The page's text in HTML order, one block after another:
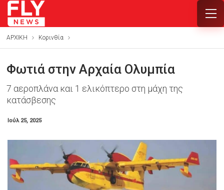
ΑΡΧΙΚΗ Κορινθία
Φωτιά στην Αρχαία Ολυμπία
7 αεροπλάνα και 1 ελικόπτερο στη μάχη της
κατάσβεσης
Ιούλ 25, 2025